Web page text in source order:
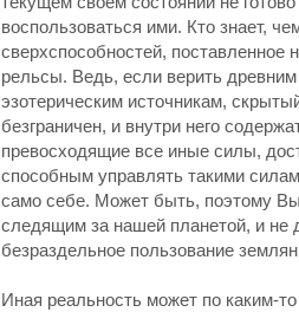
воспользоваться ими. Кто знает,
сверхспособностей, поставленное
рельсы. Ведь, если верить
эзотерическим источникам,
безграничен, и внутри него
превосходящие все иные силы,
способным управлять такими
само себе. Может быть, поэтому
следящим за нашей планетой, и не
безраздельное пользование
Иная реальность может по каким-